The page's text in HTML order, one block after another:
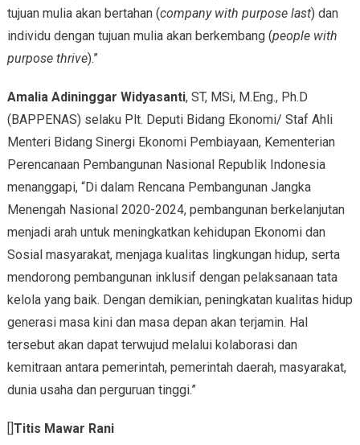
tujuan mulia akan bertahan (company with purpose last) dan
individu dengan tujuan mulia akan berkembang (people with
purpose thrive).”
Amalia Adininggar Widyasanti, ST, MSi, M.Eng., Ph.D
(BAPPENAS) selaku Plt. Deputi Bidang Ekonomi/ Staf Ahli
Menteri Bidang Sinergi Ekonomi Pembiayaan, Kementerian
Perencanaan Pembangunan Nasional Republik Indonesia
menanggapi, “Di dalam Rencana Pembangunan Jangka
Menengah Nasional 2020-2024, pembangunan berkelanjutan
menjadi arah untuk meningkatkan kehidupan Ekonomi dan
Sosial masyarakat, menjaga kualitas lingkungan hidup, serta
mendorong pembangunan inklusif dengan pelaksanaan tata
kelola yang baik. Dengan demikian, peningkatan kualitas hidup
generasi masa kini dan masa depan akan terjamin. Hal
tersebut akan dapat terwujud melalui kolaborasi dan
kemitraan antara pemerintah, pemerintah daerah, masyarakat,
dunia usaha dan perguruan tinggi.”
Titis Mawar Rani